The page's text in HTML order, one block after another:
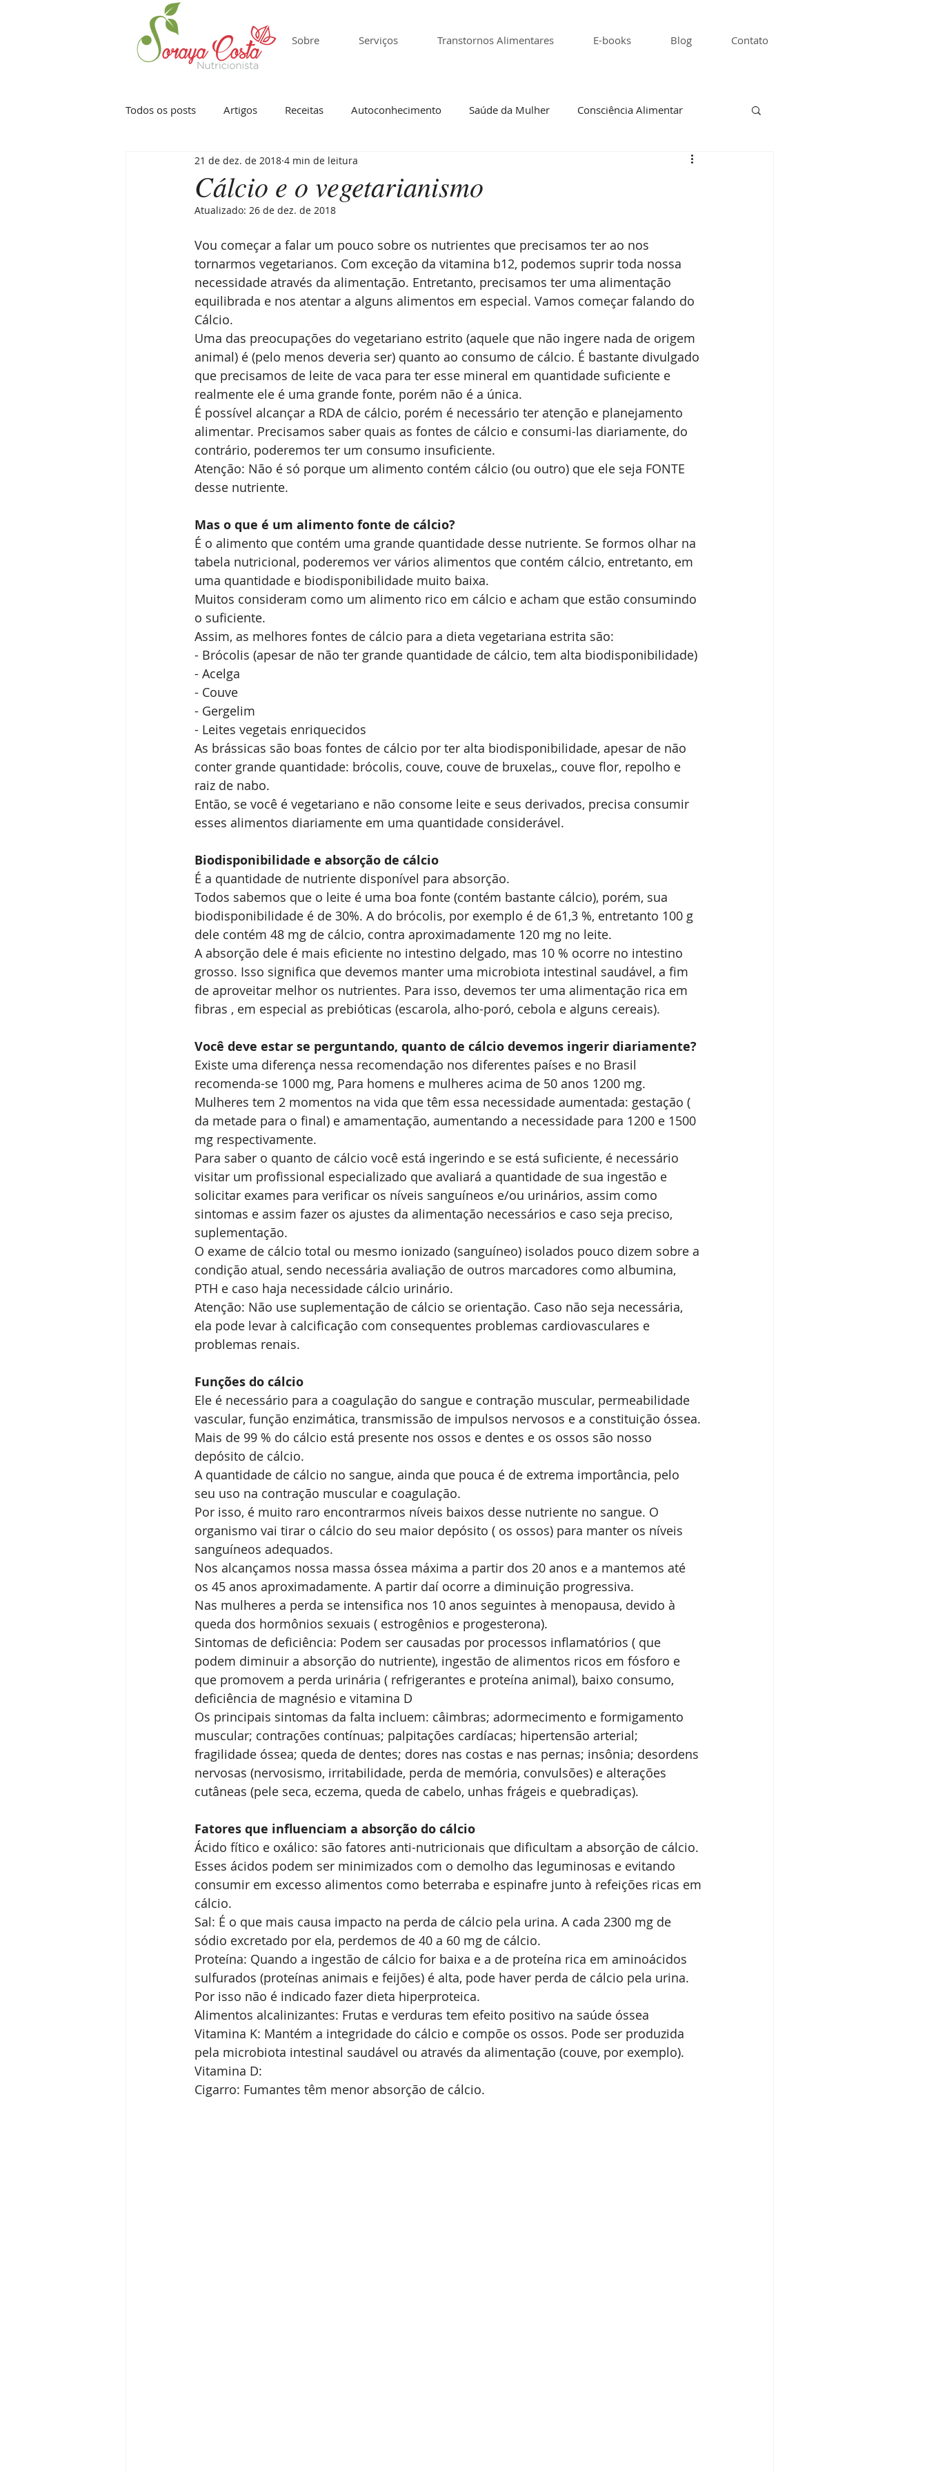
Sobre Serviços Transtornos Alimentares E-books Blog Contato
Todos os posts Artigos Receitas Autoconhecimento Saúde da Mulher Consciência Alimentar
Vegetarianismo Comer intuitivo Transtorno alimentar
Cálcio e o vegetarianismo
21 de dez. de 2018 4 min de leitura
Atualizado: 26 de dez. de 2018
Vou começar a falar um pouco sobre os nutrientes que precisamos ter ao nos
tornarmos vegetarianos. Com exceção da vitamina b12, podemos suprir toda nossa
necessidade através da alimentação. Entretanto, precisamos ter uma alimentação
equilibrada e nos atentar a alguns alimentos em especial. Vamos começar falando do
Cálcio.
Uma das preocupações do vegetariano estrito (aquele que não ingere nada de origem
animal) é (pelo menos deveria ser) quanto ao consumo de cálcio. É bastante divulgado
que precisamos de leite de vaca para ter esse mineral em quantidade suficiente e
realmente ele é uma grande fonte, porém não é a única.
É possível alcançar a RDA de cálcio, porém é necessário ter atenção e planejamento
alimentar. Precisamos saber quais as fontes de cálcio e consumi-las diariamente, do
contrário, poderemos ter um consumo insuficiente.
Atenção: Não é só porque um alimento contém cálcio (ou outro) que ele seja FONTE
desse nutriente.
Mas o que é um alimento fonte de cálcio?
É o alimento que contém uma grande quantidade desse nutriente. Se formos olhar na
tabela nutricional, poderemos ver vários alimentos que contém cálcio, entretanto, em
uma quantidade e biodisponibilidade muito baixa.
Muitos consideram como um alimento rico em cálcio e acham que estão consumindo
o suficiente.
Assim, as melhores fontes de cálcio para a dieta vegetariana estrita são:
- Brócolis (apesar de não ter grande quantidade de cálcio, tem alta biodisponibilidade)
- Acelga
- Couve
- Gergelim
- Leites vegetais enriquecidos
As brássicas são boas fontes de cálcio por ter alta biodisponibilidade, apesar de não
conter grande quantidade: brócolis, couve, couve de bruxelas,, couve flor, repolho e
raiz de nabo.
Então, se você é vegetariano e não consome leite e seus derivados, precisa consumir
esses alimentos diariamente em uma quantidade considerável.
Biodisponibilidade e absorção de cálcio
É a quantidade de nutriente disponível para absorção.
Todos sabemos que o leite é uma boa fonte (contém bastante cálcio), porém, sua
biodisponibilidade é de 30%. A do brócolis, por exemplo é de 61,3 %, entretanto 100 g
dele contém 48 mg de cálcio, contra aproximadamente 120 mg no leite.
A absorção dele é mais eficiente no intestino delgado, mas 10 % ocorre no intestino
grosso. Isso significa que devemos manter uma microbiota intestinal saudável, a fim
de aproveitar melhor os nutrientes. Para isso, devemos ter uma alimentação rica em
fibras , em especial as prebióticas (escarola, alho-poró, cebola e alguns cereais).
Você deve estar se perguntando, quanto de cálcio devemos ingerir diariamente?
Existe uma diferença nessa recomendação nos diferentes países e no Brasil
recomenda-se 1000 mg, Para homens e mulheres acima de 50 anos 1200 mg.
Mulheres tem 2 momentos na vida que têm essa necessidade aumentada: gestação (
da metade para o final) e amamentação, aumentando a necessidade para 1200 e 1500
mg respectivamente.
Para saber o quanto de cálcio você está ingerindo e se está suficiente, é necessário
visitar um profissional especializado que avaliará a quantidade de sua ingestão e
solicitar exames para verificar os níveis sanguíneos e/ou urinários, assim como
sintomas e assim fazer os ajustes da alimentação necessários e caso seja preciso,
suplementação.
O exame de cálcio total ou mesmo ionizado (sanguíneo) isolados pouco dizem sobre a
condição atual, sendo necessária avaliação de outros marcadores como albumina,
PTH e caso haja necessidade cálcio urinário.
Atenção: Não use suplementação de cálcio se orientação. Caso não seja necessária,
ela pode levar à calcificação com consequentes problemas cardiovasculares e
problemas renais.
Funções do cálcio
Ele é necessário para a coagulação do sangue e contração muscular, permeabilidade
vascular, função enzimática, transmissão de impulsos nervosos e a constituição óssea.
Mais de 99 % do cálcio está presente nos ossos e dentes e os ossos são nosso
depósito de cálcio.
A quantidade de cálcio no sangue, ainda que pouca é de extrema importância, pelo
seu uso na contração muscular e coagulação.
Por isso, é muito raro encontrarmos níveis baixos desse nutriente no sangue. O
organismo vai tirar o cálcio do seu maior depósito ( os ossos) para manter os níveis
sanguíneos adequados.
Nos alcançamos nossa massa óssea máxima a partir dos 20 anos e a mantemos até
os 45 anos aproximadamente. A partir daí ocorre a diminuição progressiva.
Nas mulheres a perda se intensifica nos 10 anos seguintes à menopausa, devido à
queda dos hormônios sexuais ( estrogênios e progesterona).
Sintomas de deficiência: Podem ser causadas por processos inflamatórios ( que
podem diminuir a absorção do nutriente), ingestão de alimentos ricos em fósforo e
que promovem a perda urinária ( refrigerantes e proteína animal), baixo consumo,
deficiência de magnésio e vitamina D
Os principais sintomas da falta incluem: câimbras; adormecimento e formigamento
muscular; contrações contínuas; palpitações cardíacas; hipertensão arterial;
fragilidade óssea; queda de dentes; dores nas costas e nas pernas; insônia; desordens
nervosas (nervosismo, irritabilidade, perda de memória, convulsões) e alterações
cutâneas (pele seca, eczema, queda de cabelo, unhas frágeis e quebradiças).
Fatores que influenciam a absorção do cálcio
Ácido fítico e oxálico: são fatores anti-nutricionais que dificultam a absorção de cálcio.
Esses ácidos podem ser minimizados com o demolho das leguminosas e evitando
consumir em excesso alimentos como beterraba e espinafre junto à refeições ricas em
cálcio.
Sal: É o que mais causa impacto na perda de cálcio pela urina. A cada 2300 mg de
sódio excretado por ela, perdemos de 40 a 60 mg de cálcio.
Proteína: Quando a ingestão de cálcio for baixa e a de proteína rica em aminoácidos
sulfurados (proteínas animais e feijões) é alta, pode haver perda de cálcio pela urina.
Por isso não é indicado fazer dieta hiperproteica.
Alimentos alcalinizantes: Frutas e verduras tem efeito positivo na saúde óssea
Vitamina K: Mantém a integridade do cálcio e compõe os ossos. Pode ser produzida
pela microbiota intestinal saudável ou através da alimentação (couve, por exemplo).
Vitamina D:
Cigarro: Fumantes têm menor absorção de cálcio.